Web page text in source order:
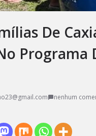
De
nenhum